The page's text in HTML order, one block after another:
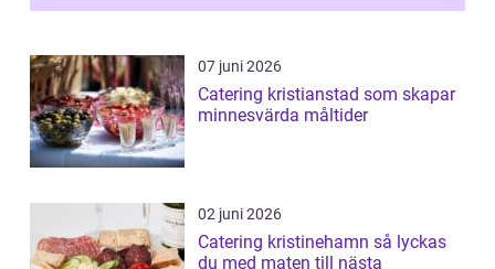
07 juni 2026
Catering kristianstad som skapar
minnesvärda måltider
02 juni 2026
Catering kristinehamn så lyckas
du med maten till nästa